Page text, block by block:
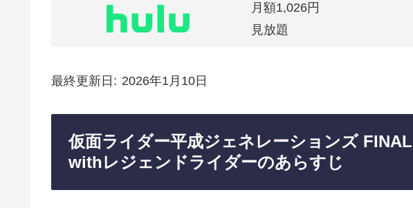
月額1,026円
見放題
最終更新日 2026年1月10日
仮面ライダー平成ジェネレーションズ
withレジェンドライダーのあらすじ